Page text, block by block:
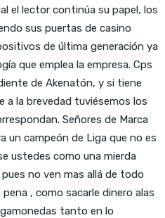
el lector continúa su papel, los
sus puertas de casino
de última generación ya
que emplea la empresa. Cps
de Akenatón, y si tiene
a la brevedad tuviésemos los
Señores de Marca
un campeón de Liga que no es
ustedes como una mierda
no ven mas allá de todo
, como sacarle dinero alas
tanto en lo